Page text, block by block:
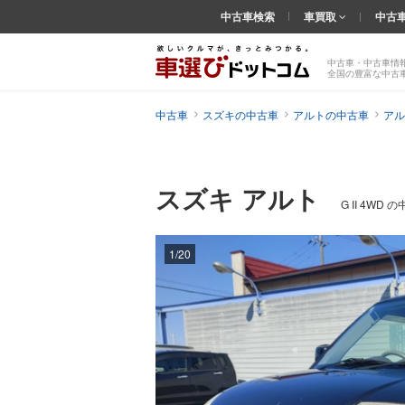
中古車・中古車情
全国の豊富な中古
中古車検索 車買取 中古
中古車 スズキの中古車 アルトの中古車 ア
スズキ アルト G II 4WD の
1/20
前の
画像